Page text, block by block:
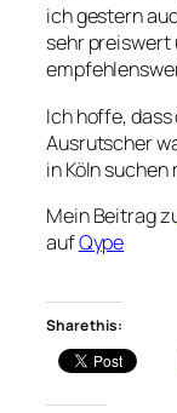
ich gestern
sehr preiswert
Ich hoffe,
Ausrutscher
in Köln suchen
Mein Beitrag
aufQype
Share this: